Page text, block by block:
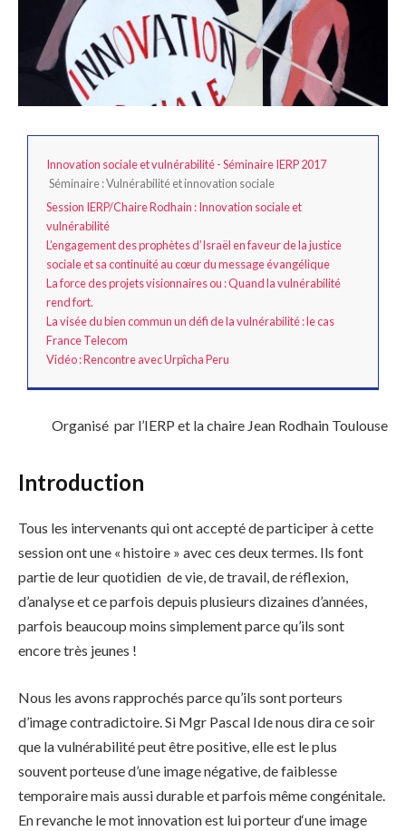
Innovation sociale et vulnérabilité - Séminaire IERP 2017
Séminaire : Vulnérabilité et innovation sociale
Session IERP/Chaire Rodhain : Innovation sociale et
vulnérabilité
L’engagement des prophètes d’Israël en faveur de la justice
sociale et sa continuité au cœur du message évangélique
La force des projets visionnaires ou : Quand la vulnérabilité
rend fort.
La visée du bien commun un défi de la vulnérabilité : le cas
France Telecom
Vidéo : Rencontre avec Urpîcha Peru
Organisé par l’IERP et la chaire Jean Rodhain Toulouse
Introduction
Tous les intervenants qui ont accepté de participer à cette
session ont une « histoire » avec ces deux termes. Ils font
partie de leur quotidien de vie, de travail, de réflexion,
d’analyse et ce parfois depuis plusieurs dizaines d’années,
parfois beaucoup moins simplement parce qu’ils sont
encore très jeunes !
Nous les avons rapprochés parce qu’ils sont porteurs
d’image contradictoire. Si Mgr Pascal Ide nous dira ce soir
que la vulnérabilité peut être positive, elle est le plus
souvent porteuse d’une image négative, de faiblesse
temporaire mais aussi durable et parfois même congénitale.
En revanche le mot innovation est lui porteur d‘une image